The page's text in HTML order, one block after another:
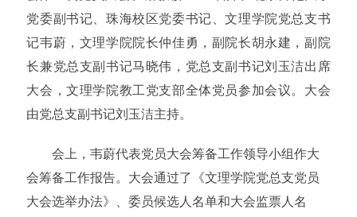
党委副书记、珠海校区党委书记、文理学院党总支书
记韦蔚，文理学院院长仲佳勇，副院长胡永建，副院
长兼党总支副书记马晓伟，党总支副书记刘玉洁出席
大会，文理学院教工党支部全体党员参加会议。大会
由党总支副书记刘玉洁主持。
会上，韦蔚代表党员大会筹备工作领导小组作大
会筹备工作报告。大会通过了《文理学院党总支党员
大会选举办法》、委员候选人名单和大会监票人名